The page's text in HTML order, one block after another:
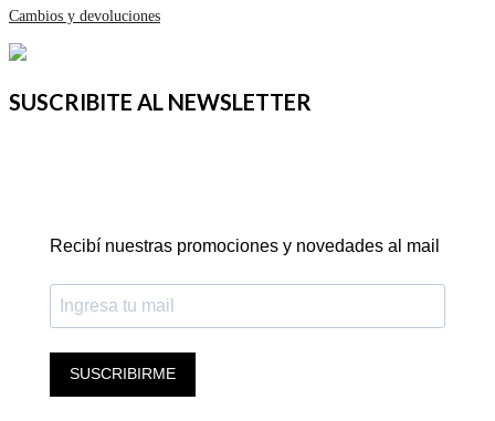
Cambios y devoluciones
SUSCRIBITE AL NEWSLETTER
Recibí nuestras promociones y novedades al mail
SUSCRIBIRME